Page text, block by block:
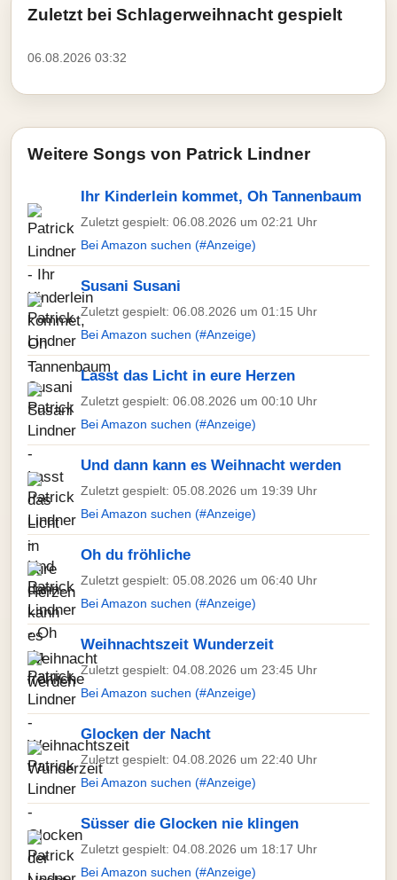
Zuletzt bei Schlagerweihnacht gespielt
06.08.2026 03:32
Weitere Songs von Patrick Lindner
Ihr Kinderlein kommet, Oh Tannenbaum
Zuletzt gespielt: 06.08.2026 um 02:21 Uhr
Bei Amazon suchen (#Anzeige)
Susani Susani
Zuletzt gespielt: 06.08.2026 um 01:15 Uhr
Bei Amazon suchen (#Anzeige)
Lasst das Licht in eure Herzen
Zuletzt gespielt: 06.08.2026 um 00:10 Uhr
Bei Amazon suchen (#Anzeige)
Und dann kann es Weihnacht werden
Zuletzt gespielt: 05.08.2026 um 19:39 Uhr
Bei Amazon suchen (#Anzeige)
Oh du fröhliche
Zuletzt gespielt: 05.08.2026 um 06:40 Uhr
Bei Amazon suchen (#Anzeige)
Weihnachtszeit Wunderzeit
Zuletzt gespielt: 04.08.2026 um 23:45 Uhr
Bei Amazon suchen (#Anzeige)
Glocken der Nacht
Zuletzt gespielt: 04.08.2026 um 22:40 Uhr
Bei Amazon suchen (#Anzeige)
Süsser die Glocken nie klingen
Zuletzt gespielt: 04.08.2026 um 18:17 Uhr
Bei Amazon suchen (#Anzeige)